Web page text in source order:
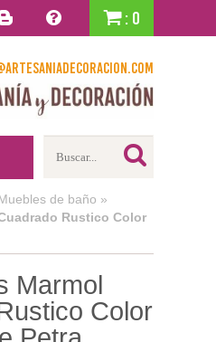
: 0
de baño »
Rustico Color
Marmol
Color